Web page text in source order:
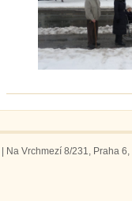
Vrchmezí 8/231, Praha